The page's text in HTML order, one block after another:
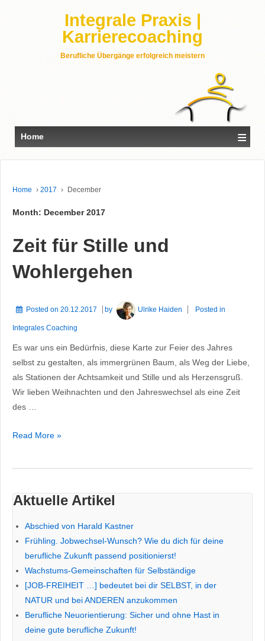
Integrale Praxis |
Karrierecoaching
Berufliche Übergänge erfolgreich meistern
Home ≡
Home › 2017 › December
Month: December 2017
Zeit für Stille und
Wohlergehen
Posted on 20.12.2017 by Ulrike Haiden Posted in
Integrales Coaching
Es war uns ein Bedürfnis, diese Karte zur Feier des Jahres
selbst zu gestalten, als immergrünen Baum, als Weg der Liebe,
als Stationen der Achtsamkeit und Stille und als Herzensgruß.
Wir lieben Weihnachten und den Jahreswechsel als eine Zeit
des …
Zeit
Wohlergehen
Read More »
Aktuelle Artikel
Abschied von Harald Kastner
Frühling. Jobwechsel-Wunsch? Wie du dich für deine
berufliche Zukunft passend positionierst!
Wachstums-Gemeinschaften für Selbständige
[JOB-FREIHEIT …] bedeutet bei dir SELBST, in der
NATUR und bei ANDEREN anzukommen
Berufliche Neuorientierung: Sicher und ohne Hast in
deine gute berufliche Zukunft!